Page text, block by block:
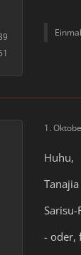
1.
Huhu,
- oder,